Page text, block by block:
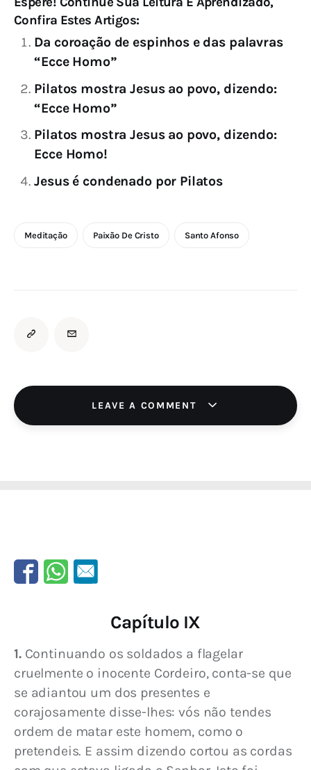
Confira Estes Artigos:
Da coroação de espinhos e das palavras
“Ecce Homo”
Pilatos mostra Jesus ao povo, dizendo:
“Ecce Homo”
Pilatos mostra Jesus ao povo, dizendo:
Ecce Homo!
Jesus é condenado por Pilatos
Meditação Paixão De Cristo Santo Afonso
LEAVE A COMMENT
Capítulo IX
1. Continuando os soldados a flagelar
cruelmente o inocente Cordeiro, conta-se que
se adiantou um dos presentes e
corajosamente disse-lhes: vós não tendes
ordem de matar este homem, como o
pretendeis. E assim dizendo cortou as cordas